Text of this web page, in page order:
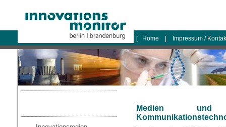
logo
[ Home Impressum /
Medien und